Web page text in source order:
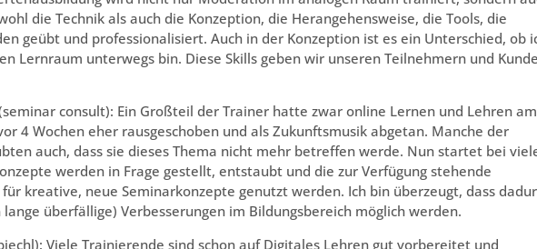
die Technik als auch die Konzeption, die Herangehensweise, die Tools, die
geübt und professionalisiert. Auch in der Konzeption ist es ein Unterschied, ob
Lernraum unterwegs bin. Diese Skills geben wir unseren Teilnehmern und
consult): Ein Großteil der Trainer hatte zwar online Lernen und Lehren am
4 Wochen eher rausgeschoben und als Zukunftsmusik abgetan. Manche der
auch, dass sie dieses Thema nicht mehr betreffen werde. Nun startet bei
werden in Frage gestellt, entstaubt und die zur Verfügung stehende
kreative, neue Seminarkonzepte genutzt werden. Ich bin überzeugt, dass
überfällige) Verbesserungen im Bildungsbereich möglich werden.
Viele Trainierende sind schon auf Digitales Lehren gut vorbereitet und